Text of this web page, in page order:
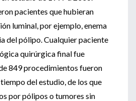
pacientes que hubieran
luminal, por ejemplo, enema
del pólipo. Cualquier paciente
quirúrgica final fue
849 procedimientos fueron
del estudio, de los que
por pólipos o tumores sin